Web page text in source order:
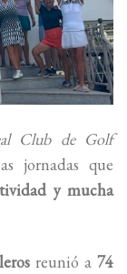
Club de Golf
jornadas que
y mucha
reunió a 74